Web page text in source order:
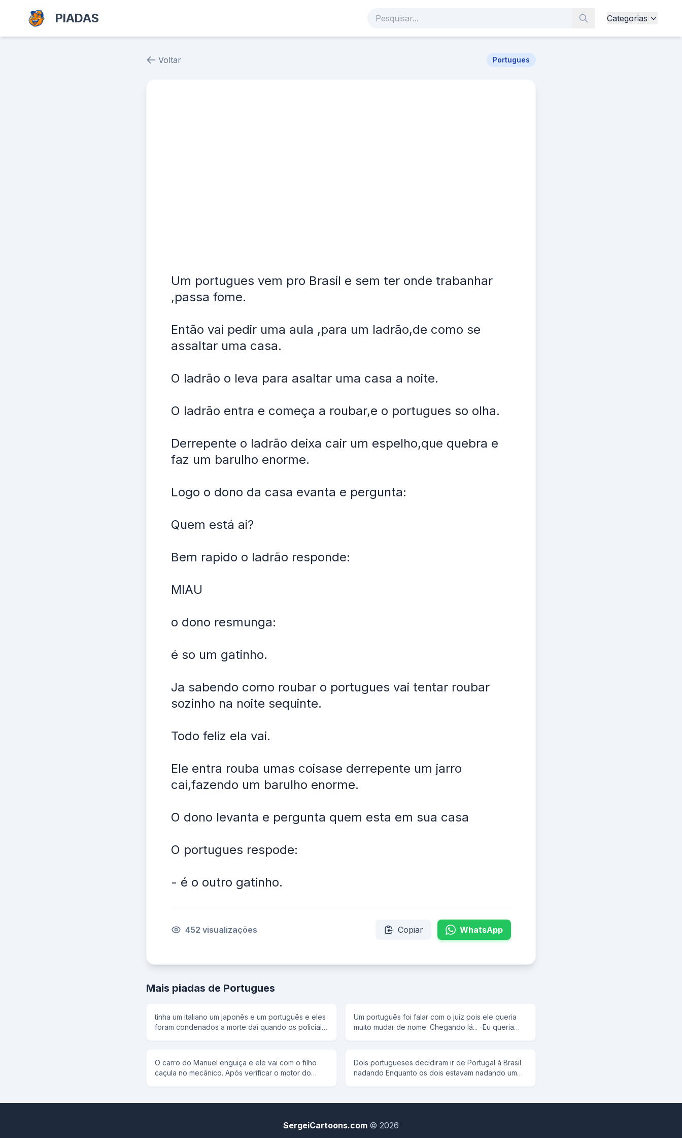
PIADAS Categorias
Voltar Portugues
Um portugues vem pro Brasil e sem ter onde trabanhar
,passa fome.
Então vai pedir uma aula ,para um ladrão,de como se
assaltar uma casa.
O ladrão o leva para asaltar uma casa a noite.
O ladrão entra e começa a roubar,e o portugues so olha.
Derrepente o ladrão deixa cair um espelho,que quebra e
faz um barulho enorme.
Logo o dono da casa evanta e pergunta:
Quem está ai?
Bem rapido o ladrão responde:
MIAU
o dono resmunga:
é so um gatinho.
Ja sabendo como roubar o portugues vai tentar roubar
sozinho na noite sequinte.
Todo feliz ela vai.
Ele entra rouba umas coisase derrepente um jarro
cai,fazendo um barulho enorme.
O dono levanta e pergunta quem esta em sua casa
O portugues respode:
- é o outro gatinho.
452 visualizações Copiar WhatsApp
Mais piadas de Portugues
tinha um italiano um japonês e um português e eles
foram condenados a morte daí quando os policiais
coronel disse: um dois três e o japa falou olha o
terremoto e os policiais olharam para trás e ele
Um português foi falar com o juíz pois ele queria
muito mudar de nome. Chegando lá... -Eu queria
concordo,para que o nome seja mudado, para que
nome o senhor quer mudar? -Joaquim Bosta...
O carro do Manuel enguiça e ele vai com o filho
caçula no mecânico. Após verificar o motor do
puxa o garoto para trás e se altera: - Não,
Dois portugueses decidiram ir de Portugal á Brasil
nadando Enquanto os dois estavam nadando um
chegando vendo ja Portugal um perguntou ao
VAMOS VOLTAR
SergeiCartoons.com © 2026